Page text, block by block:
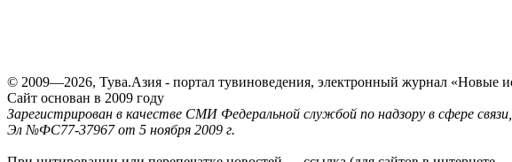
© 2009—2026, Тува.Азия - портал тувиноведения, электронный журнал «Новые
Сайт основан в 2009 году
Зарегистрирован в качестве СМИ Федеральной службой по надзору в сфере
Эл №ФС77-37967 от 5 ноября 2009 г.